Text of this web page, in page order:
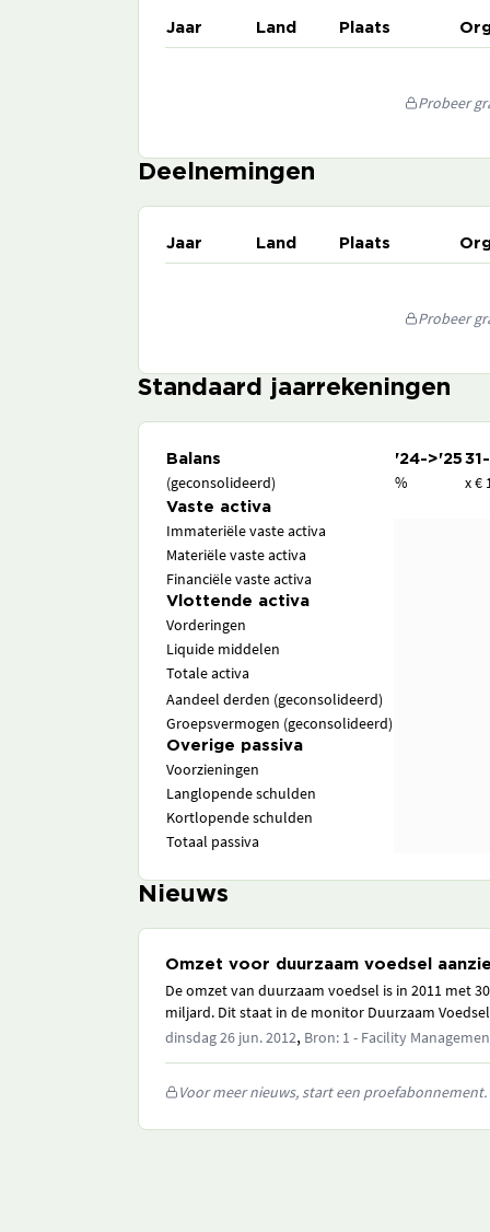
Jaar Land Plaats
Probeer
Deelnemingen
Jaar Land Plaats
Probeer
Standaard jaarrekeningen
Balans '24->'25
(geconsolideerd) % x €
Vaste activa
Immateriële vaste activa
Materiële vaste activa
Financiële vaste activa
Vlottende activa
Vorderingen
Liquide middelen
Totale activa
Aandeel derden (geconsolideerd)
Groepsvermogen (geconsolideerd)
Overige passiva
Voorzieningen
Langlopende schulden
Kortlopende schulden
Totaal passiva
Nieuws
Omzet voor duurzaam voedsel
De omzet van duurzaam voedsel is in 2011 met
miljard. Dit staat in de monitor Duurzaam
dinsdag 26 jun. 2012, Bron: 1 - Facility
Voor meer nieuws, start een proefabonnement.